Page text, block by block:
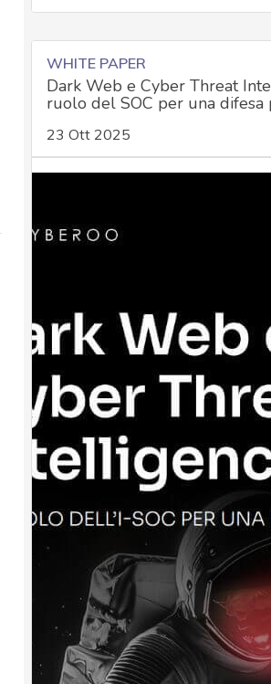
WHITE PAPER
Dark Web e Cyber Threat
ruolo del SOC per una difesa
23 Ott 2025